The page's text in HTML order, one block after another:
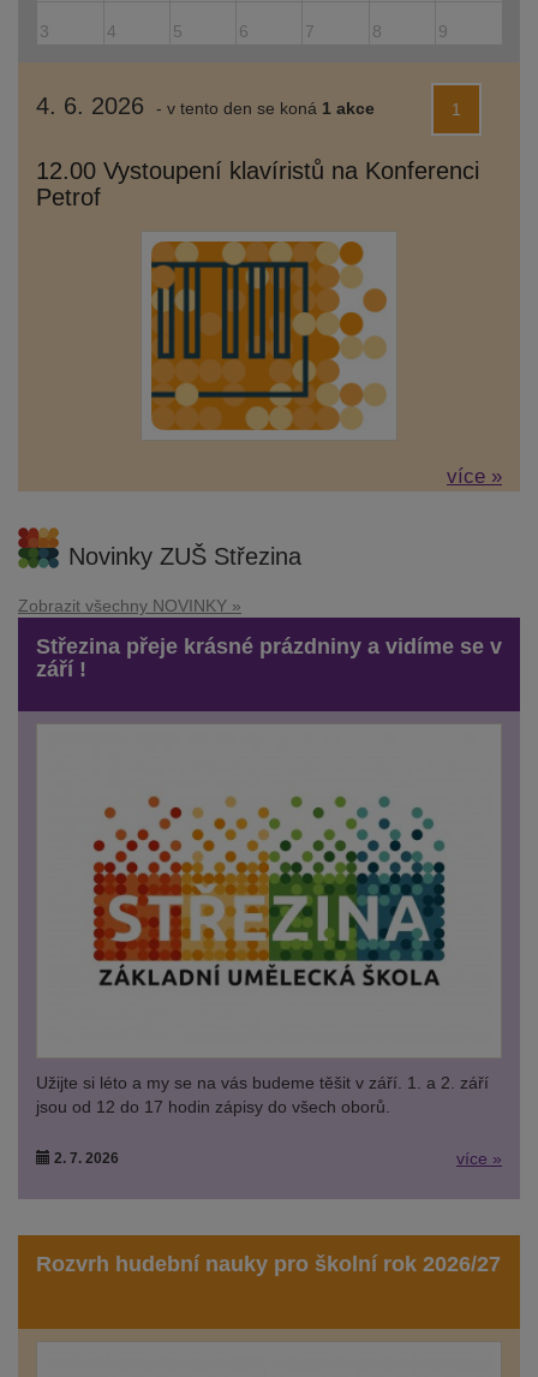
3 4 5 6 7 8 9
4. 6. 2026 - v tento den se koná 1 akce 1
12.00 Vystoupení klavíristů na Konferenci
Petrof
více »
Novinky ZUŠ Střezina
Zobrazit všechny NOVINKY »
Střezina přeje krásné prázdniny a vidíme se v
září !
Užijte si léto a my se na vás budeme těšit v září. 1. a 2. září
jsou od 12 do 17 hodin zápisy do všech oborů.
2. 7. 2026 více »
Rozvrh hudební nauky pro školní rok 2026/27